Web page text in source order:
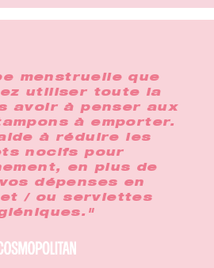
menstruelle que
utiliser toute la
avoir à penser aux
à emporter.
à réduire les
nocifs pour
en plus de
dépenses en
et / ou serviettes